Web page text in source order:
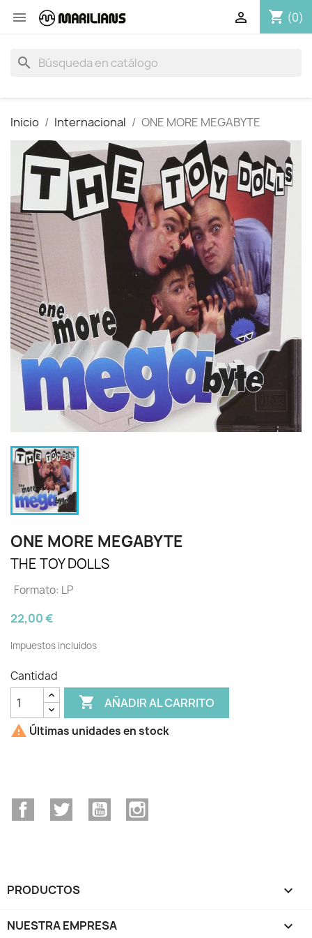
 shopping_cart (0)

search
Inicio Internacional ONE MORE MEGABYTE
ONE MORE MEGABYTE
THE TOY DOLLS
Formato: LP
22,00 €
Impuestos incluidos
Cantidad
 AÑADIR AL CARRITO
 Últimas unidades en stock
FacebookTwitter YouTube
PRODUCTOS 
NUESTRA EMPRESA 